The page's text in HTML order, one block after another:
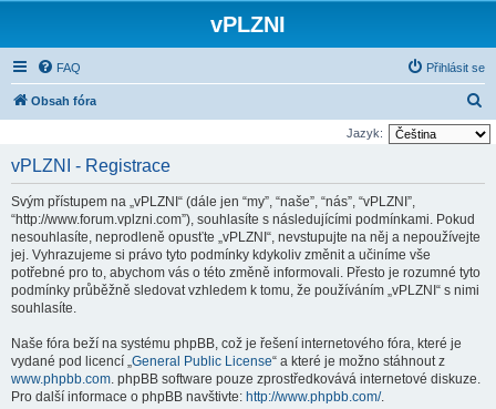
vPLZNI
FAQ Přihlásit se
Obsah fóra
l
Jazyk:
vPLZNI - Registrace
Svým přístupem na „vPLZNI“ (dále jen “my”, “naše”, “nás”, “vPLZNI”,
“http://www.forum.vplzni.com”), souhlasíte s následujícími podmínkami. Pokud
nesouhlasíte, neprodleně opusťte „vPLZNI“, nevstupujte na něj a nepoužívejte
jej. Vyhrazujeme si právo tyto podmínky kdykoliv změnit a učiníme vše
potřebné pro to, abychom vás o této změně informovali. Přesto je rozumné tyto
podmínky průběžně sledovat vzhledem k tomu, že používáním „vPLZNI“ s nimi
souhlasíte.
Naše fóra beží na systému phpBB, což je řešení internetového fóra, které je
vydané pod licencí „General Public License“ a které je možno stáhnout z
www.phpbb.com. phpBB software pouze zprostředkovává internetové diskuze.
Pro další informace o phpBB navštivte: http://www.phpbb.com/.